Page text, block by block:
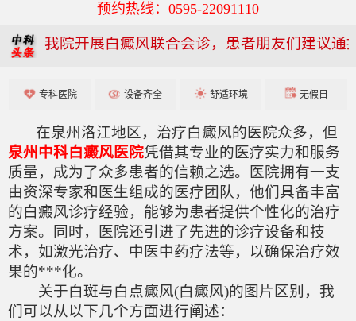
预约热线：0595-22091110
我院开展白癜风联合会诊，患者朋友们建议通
专科医院 设备齐全 舒适环境 无假日
在泉州洛江地区，治疗白癜风的医院众多，但
泉州中科白癜风医院凭借其专业的医疗实力和服务
质量，成为了众多患者的信赖之选。医院拥有一支
由资深专家和医生组成的医疗团队，他们具备丰富
的白癜风诊疗经验，能够为患者提供个性化的治疗
方案。同时，医院还引进了先进的诊疗设备和技
术，如激光治疗、中医中药疗法等，以确保治疗效
果的***化。
关于白斑与白点癜风(白癜风)的图片区别，我
们可以从以下几个方面进行阐述：